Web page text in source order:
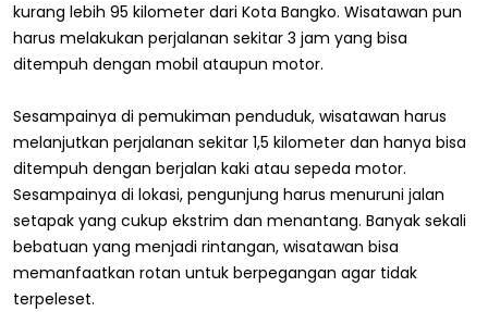
kurang lebih 95 kilometer dari Kota Bangko. Wisatawan pun
harus melakukan perjalanan sekitar 3 jam yang bisa
ditempuh dengan mobil ataupun motor.
Sesampainya di pemukiman penduduk, wisatawan harus
melanjutkan perjalanan sekitar 1,5 kilometer dan hanya bisa
ditempuh dengan berjalan kaki atau sepeda motor.
Sesampainya di lokasi, pengunjung harus menuruni jalan
setapak yang cukup ekstrim dan menantang. Banyak sekali
bebatuan yang menjadi rintangan, wisatawan bisa
memanfaatkan rotan untuk berpegangan agar tidak
terpeleset.